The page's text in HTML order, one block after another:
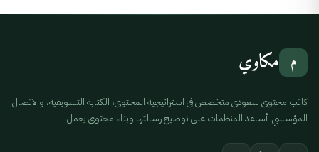
م مكاوي
كاتب محتوى سعودي متخصص في استراتيجية المحتوى، الكتابة التسويقية، والاتصال
المؤسسي. أساعد المنظمات على توضيح رسالتها وبناء محتوى يعمل.